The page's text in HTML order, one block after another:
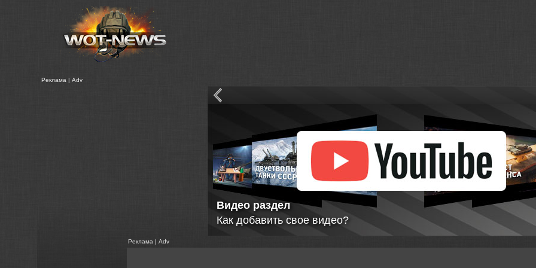
Реклама | Adv
Видео раздел
Как добавить свое видео?
Morinit_Mate =>
700s000 =>
Sackville
Rushcore =>
операциям.
Rushcore =>
операциям.
Реклама | Adv